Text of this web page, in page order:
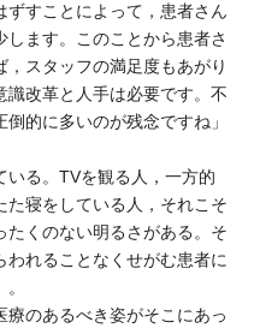
すことによって，患者さん
ます。このことから患者さ
スタッフの満足度もあがり
識改革と人手は必要です。不
的に多いのが残念ですね」
る。TVを観る人，一方的
た寝をしている人，それこそ
くのない明るさがある。そ
れることなくせがむ患者に
。
のあるべき姿がそこにあっ